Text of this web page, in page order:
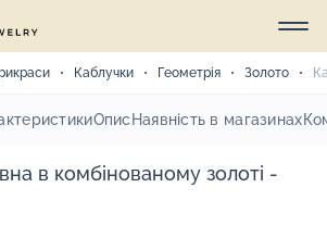
Каблучки Геометрія Золото
Опис Наявність в магазинах
в комбінованому золоті -